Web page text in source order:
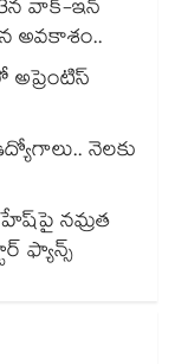
వాక్-ఇన్
అవకాశం..
అప్రెంటిస్
నెలకు
నమ్రత
ఫ్యాన్స్